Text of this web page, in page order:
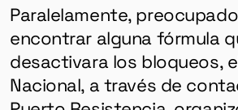
Paralelamente,
encontrar alguna fórmula
desactivara los bloqueos,
Nacional, a través de